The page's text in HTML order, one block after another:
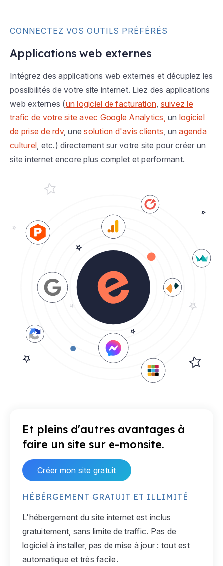
CONNECTEZ VOS OUTILS PRÉFÉRÉS
Applications web externes
Intégrez des applications web externes et décuplez les
possibilités de votre site internet. Liez des applications
web externes (un logiciel de facturation, suivez le
trafic de votre site avec Google Analytics, un logiciel
de prise de rdv, unesolution d'avis clients, unagenda
culturel, etc.) directement sur votre site pour créer un
site internet encore plus complet et performant.
Et pleins d'autres avantages à
faire un site sur e-monsite.
Créer mon site gratuit
HÉBÉRGEMENT GRATUIT ET ILLIMITÉ
L'hébergement du site internet est inclus
gratuitement, sans limite de traffic. Pas de
logiciel à installer, pas de mise à jour : tout est
automatique et très facile.